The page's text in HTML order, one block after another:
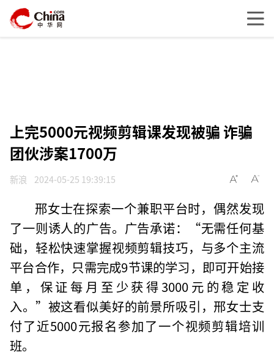
上完5000元视频剪辑课发现被骗 诈骗
团伙涉案1700万
新浪 2024-05-25 19:39:15
邢女士在探索一个兼职平台时，偶然发现
了一则诱人的广告。广告承诺：“无需任何基
础，轻松快速掌握视频剪辑技巧，与多个主流
平台合作，只需完成9节课的学习，即可开始接
单，保证每月至少获得3000元的稳定收
入。”被这看似美好的前景所吸引，邢女士支
付了近5000元报名参加了一个视频剪辑培训
班。